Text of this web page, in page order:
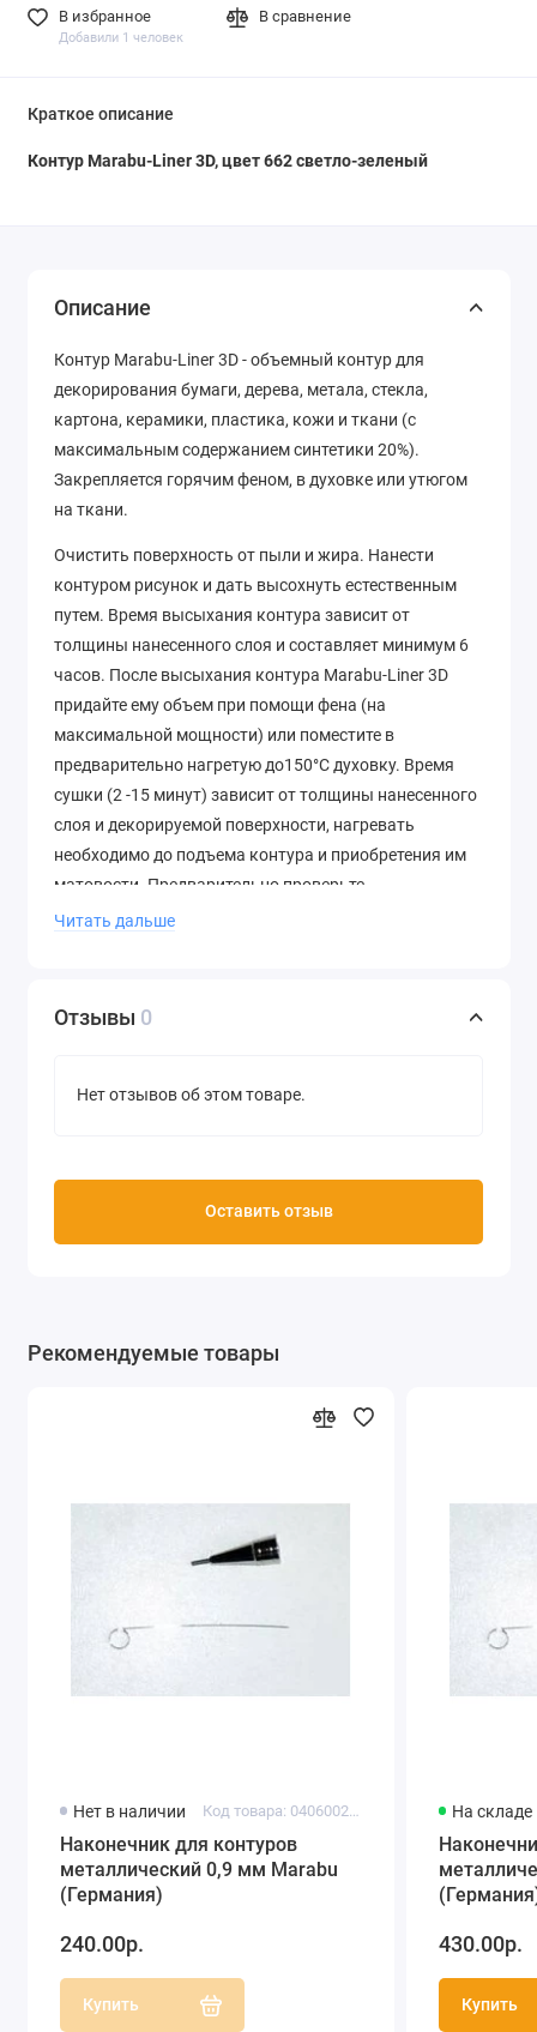
В избранное
Добавили 1 человек
В сравнение
Краткое описание
Контур Marabu-Liner 3D, цвет 662 светло-зеленый
Описание
Контур Marabu-Liner 3D - объемный контур для
декорирования бумаги, дерева, метала, стекла,
картона, керамики, пластика, кожи и ткани (с
максимальным содержанием синтетики 20%).
Закрепляется горячим феном, в духовке или утюгом
на ткани.
Очистить поверхность от пыли и жира. Нанести
контуром рисунок и дать высохнуть естественным
путем. Время высыхания контура зависит от
толщины нанесенного слоя и составляет минимум 6
часов. После высыхания контура Marabu-Liner 3D
придайте ему объем при помощи фена (на
максимальной мощности) или поместите в
предварительно нагретую до150°C духовку. Время
сушки (2 -15 минут) зависит от толщины нанесенного
слоя и декорируемой поверхности, нагревать
необходимо до подъема контура и приобретения им
матовости. Предварительно проверьте
декорируемую поверхность на термостойкость!
температуре 150 °С в течение 3 минут (3 минуты на
появления объема. Не давите на утюг и на
Цвет светло-зеленый
Читать дальше
Отзывы 0
Нет отзывов об этом товаре.
Оставить отзыв
Рекомендуемые товары
Нет в наличии Код товара: 040600209
Наконечник для контуров
металлический 0,9 мм Marabu
(Германия)
240.00р.
Купить
На складе
430.00р.
Купить